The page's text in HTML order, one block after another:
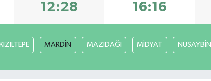
12:28 16:16
KIZILTEPE MARDİN MAZIDAĞI MİDYAT NUSAYBİN